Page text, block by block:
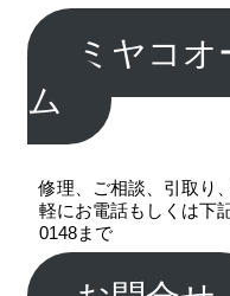
ミヤコ
ム
修理、ご相談、引取り
軽にお電話もしくは下
0148まで